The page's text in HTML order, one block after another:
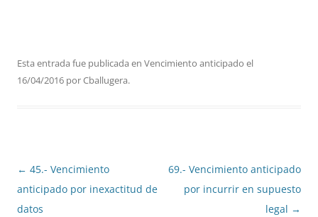
Esta entrada fue publicada en Vencimiento anticipado el
16/04/2016 porCballugera.
Navegación
de
entradas
← 45.- Vencimiento
anticipado por inexactitud de
datos
69.- Vencimiento anticipado
por incurrir en supuesto
legal →